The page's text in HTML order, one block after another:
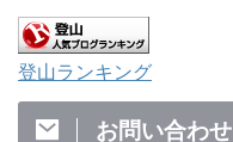
登山ランキング
お問い合わせ